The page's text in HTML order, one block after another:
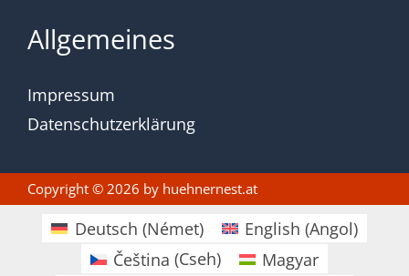
Allgemeines
Impressum
Datenschutzerklärung
Copyright © 2026 by huehnernest.at
Deutsch (Német) English (Angol)
Čeština (Cseh) Magyar